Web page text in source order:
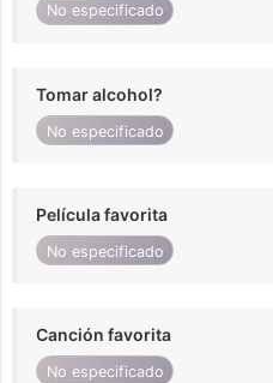
No especificado
Tomar alcohol?
No especificado
Película favorita
No especificado
Canción favorita
No especificado